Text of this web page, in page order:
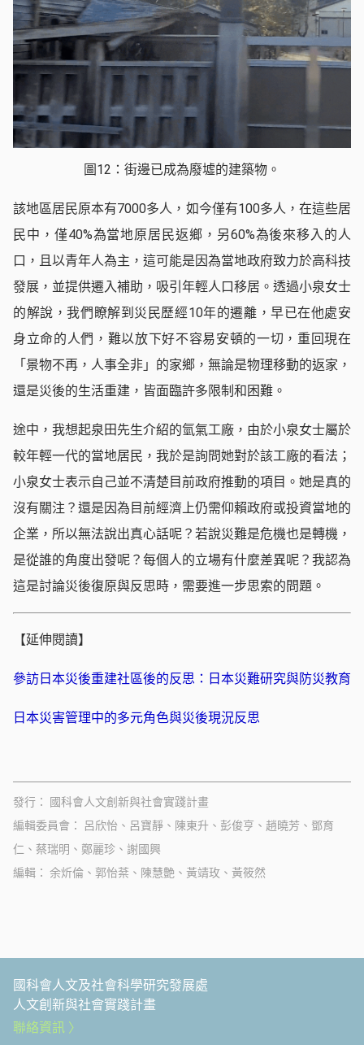
圖12：街邊已成為廢墟的建築物。
該地區居民原本有7000多人，如今僅有100多人，在這些居
民中，僅40%為當地原居民返鄉，另60%為後來移入的人
口，且以青年人為主，這可能是因為當地政府致力於高科技
發展，並提供遷入補助，吸引年輕人口移居。透過小泉女士
的解說，我們瞭解到災民歷經10年的遷離，早已在他處安
身立命的人們，難以放下好不容易安頓的一切，重回現在
「景物不再，人事全非」的家鄉，無論是物理移動的返家，
還是災後的生活重建，皆面臨許多限制和困難。
途中，我想起泉田先生介紹的氫氣工廠，由於小泉女士屬於
較年輕一代的當地居民，我於是詢問她對於該工廠的看法；
小泉女士表示自己並不清楚目前政府推動的項目。她是真的
沒有關注？還是因為目前經濟上仍需仰賴政府或投資當地的
企業，所以無法說出真心話呢？若說災難是危機也是轉機，
是從誰的角度出發呢？每個人的立場有什麼差異呢？我認為
這是討論災後復原與反思時，需要進一步思索的問題。
【延伸閱讀】
參訪日本災後重建社區後的反思：日本災難研究與防災教育
日本災害管理中的多元角色與災後現況反思
發行
國科會人文創新與社會實踐計畫
編輯委員會
呂欣怡、呂寶靜、陳東升、彭俊亨、趙曉芳、鄧育
仁、蔡瑞明、鄭麗珍、謝國興
編輯
余炘倫、郭怡棻、陳慧艶、黃靖玫、黃筱然
國科會人文及社會科學研究發展處
人文創新與社會實踐計畫
聯絡資訊